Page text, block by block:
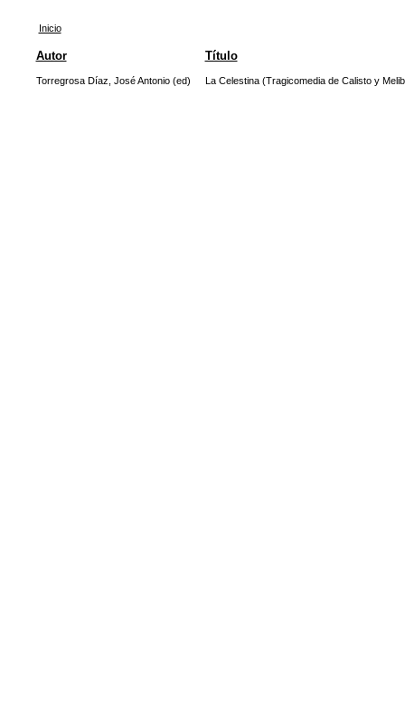
Inicio
Autor Título
Torregrosa Díaz, José Antonio (ed) La Celestina (Tragicomedia de Calisto y